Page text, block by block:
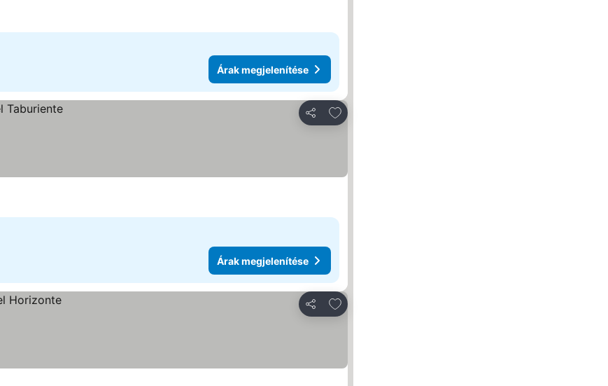
Árak megjelenítése
Megosztás
Hozzáadás a kedvencekhez
Árak megjelenítése
Megosztás
Hozzáadás a kedvencekhez